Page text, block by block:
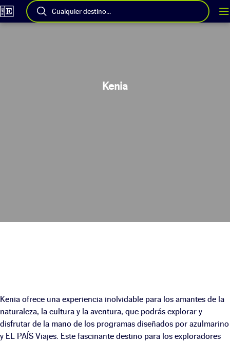
Cualquier destino...
Kenia
Kenia ofrece una experiencia inolvidable para los amantes de la
naturaleza, la cultura y la aventura, que podrás explorar y
disfrutar de la mano de los programas diseñados por azulmarino
y EL PAÍS Viajes. Este fascinante destino para los exploradores